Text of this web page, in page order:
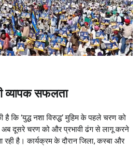
व्यापक सफलता
कि ‘युद्ध नशा विरुद्ध’ मुहिम के पहले चरण को
दूसरे चरण को और प्रभावी ढंग से लागू करने
रही है। कार्यक्रम के दौरान जिला, कस्बा और